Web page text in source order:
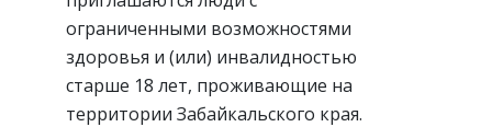
ограниченными возможностями
здоровья и (или) инвалидностью
старше 18 лет, проживающие на
территории Забайкальского края.